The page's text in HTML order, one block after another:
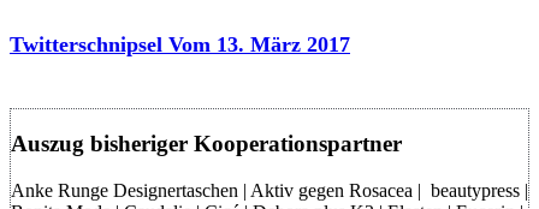
Twitterschnipsel Vom 13. März 2017
Auszug bisheriger Kooperationspartner
Anke Runge Designertaschen | Aktiv gegen Rosacea | beautypress |